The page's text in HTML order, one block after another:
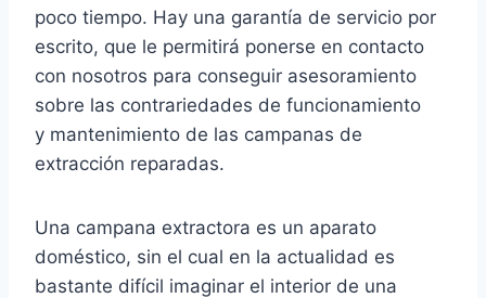
poco tiempo. Hay una garantía de servicio por
escrito, que le permitirá ponerse en contacto
con nosotros para conseguir asesoramiento
sobre las contrariedades de funcionamiento
y mantenimiento de las campanas de
extracción reparadas.
Una campana extractora es un aparato
doméstico, sin el cual en la actualidad es
bastante difícil imaginar el interior de una